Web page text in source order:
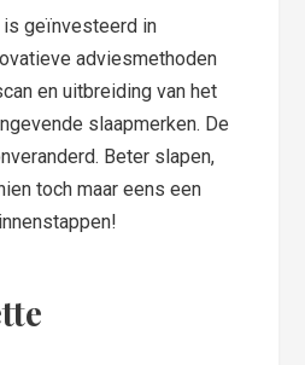
is geïnvesteerd in
adviesmethoden
en uitbreiding van het
slaapmerken. De
Beter slapen,
toch maar eens een